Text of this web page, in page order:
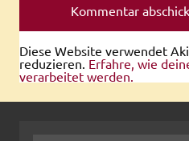
Diese Website verwendet
reduzieren. Erfahre, wie
verarbeitet werden.